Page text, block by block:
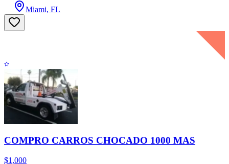
Miami, FL
COMPRO CARROS CHOCADO 1000 MAS
$1,000